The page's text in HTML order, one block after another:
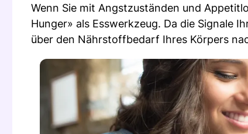
Wenn Sie mit Angstzuständen und
Hunger» als Esswerkzeug. Da die Signale
über den Nährstoffbedarf Ihres Körpers